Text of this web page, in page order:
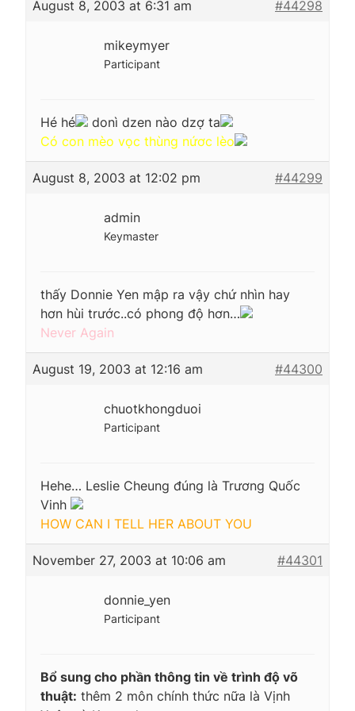
August 8, 2003 at 6:31 am #44298
mikeymyer
Participant
Hé hé
donì dzen nào dzợ ta
Có con mèo vọc thùng nứơc lèo
August 8, 2003 at 12:02 pm #44299
admin
Keymaster
thấy Donnie Yen mập ra vậy chứ nhìn hay
hơn hùi trước..có phong độ hơn…
Never Again
August 19, 2003 at 12:16 am #44300
chuotkhongduoi
Participant
Hehe… Leslie Cheung đúng là Trương Quốc
Vinh
HOW CAN I TELL HER ABOUT YOU
November 27, 2003 at 10:06 am #44301
donnie_yen
Participant
Bổ sung cho phần thông tin về trình độ võ
thuật: thêm 2 môn chính thức nữa là Vịnh